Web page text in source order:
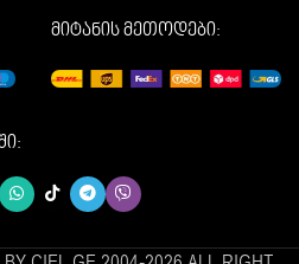
მიტანის მეთოდები: